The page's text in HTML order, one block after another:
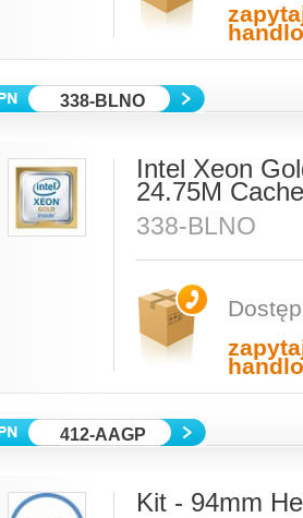
338-BLNO
Intel Xeon
24.75M
338-BLNO
412-AAGP
Kit - 94mm